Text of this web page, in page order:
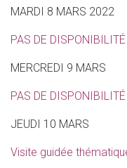
MARDI 8 MARS 2022
PAS DE DISPONIBILITÉ
MERCREDI 9 MARS
PAS DE DISPONIBILITÉ
JEUDI 10 MARS
Visite guidée